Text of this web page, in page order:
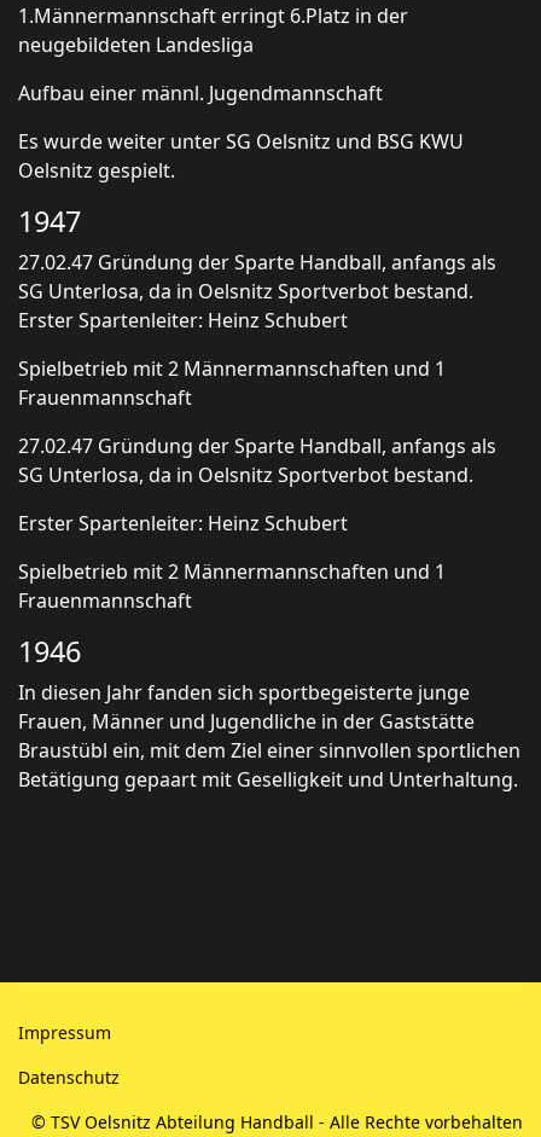
1.Männermannschaft erringt 6.Platz in der
neugebildeten Landesliga
Aufbau einer männl. Jugendmannschaft
Es wurde weiter unter SG Oelsnitz und BSG KWU
Oelsnitz gespielt.
1947
27.02.47 Gründung der Sparte Handball, anfangs als
SG Unterlosa, da in Oelsnitz Sportverbot bestand.
Erster Spartenleiter: Heinz Schubert
Spielbetrieb mit 2 Männermannschaften und 1
Frauenmannschaft
27.02.47 Gründung der Sparte Handball, anfangs als
SG Unterlosa, da in Oelsnitz Sportverbot bestand.
Erster Spartenleiter: Heinz Schubert
Spielbetrieb mit 2 Männermannschaften und 1
Frauenmannschaft
1946
In diesen Jahr fanden sich sportbegeisterte junge
Frauen, Männer und Jugendliche in der Gaststätte
Braustübl ein, mit dem Ziel einer sinnvollen sportlichen
Betätigung gepaart mit Geselligkeit und Unterhaltung.
Impressum
Datenschutz
© TSV Oelsnitz Abteilung Handball - Alle Rechte vorbehalten